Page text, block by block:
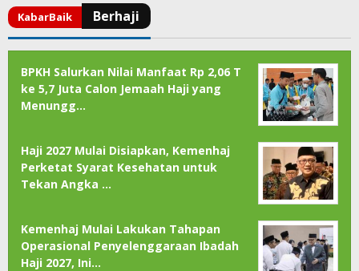
BPKH Salurkan Nilai Manfaat Rp 2,06 T
ke 5,7 Juta Calon Jemaah Haji yang
Menungg…
Haji 2027 Mulai Disiapkan, Kemenhaj
Perketat Syarat Kesehatan untuk
Tekan Angka …
Kemenhaj Mulai Lakukan Tahapan
Operasional Penyelenggaraan Ibadah
Haji 2027, Ini…